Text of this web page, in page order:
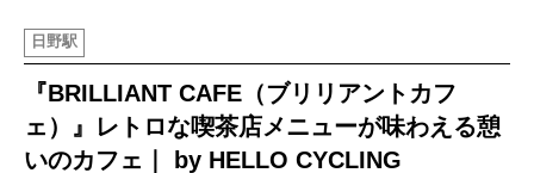
駅から
日野駅
『BRILLIANT CAFE（ブリリアントカフ
ェ）』レトロな喫茶店メニューが味わえる憩
いのカフェ｜ by HELLO CYCLING